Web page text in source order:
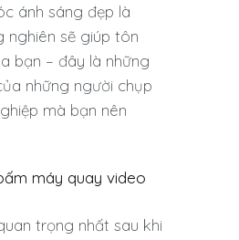
ánh sáng đẹp là
nghiên sẽ giúp tôn
bạn – đây là những
những người chụp
mà bạn nên
máy quay video
trọng nhất sau khi